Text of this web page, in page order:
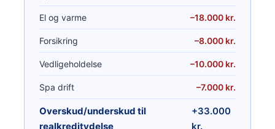
El og varme –18.000 kr.
Forsikring –8.000 kr.
Vedligeholdelse –10.000 kr.
Spa drift –7.000 kr.
Overskud/underskud til
realkreditydelse
+33.000
kr.